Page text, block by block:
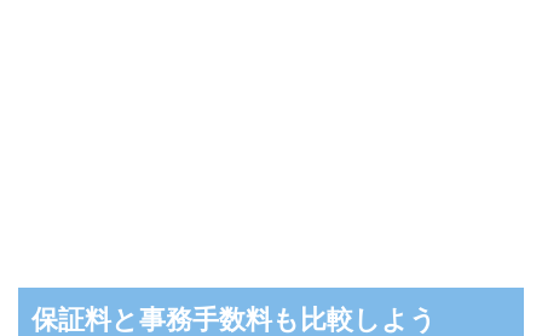
保証料と事務手数料も比較しよう